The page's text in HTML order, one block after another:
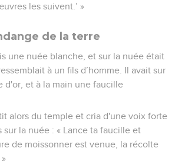
les suivent.’ »
de la terre
une nuée blanche, et sur la nuée était
à un fils d’homme. Il avait sur
d'or, et à la main une faucille
alors du temple et cria d'une voix forte
sur la nuée : « Lance ta faucille et
de moissonner est venue, la récolte